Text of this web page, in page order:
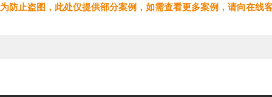
为防止盗图，此处仅提供部分案例，如需查看更多案例，请向在线